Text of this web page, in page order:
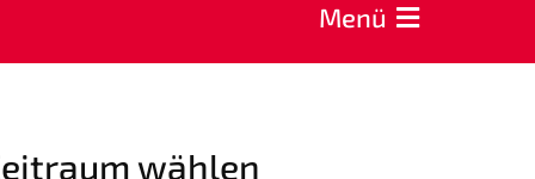
Menü
wählen